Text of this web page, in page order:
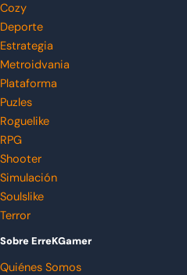
Cozy
Deporte
Estrategia
Metroidvania
Plataforma
Puzles
Roguelike
RPG
Shooter
Simulación
Soulslike
Terror
Sobre ErreKGamer
Quiénes Somos